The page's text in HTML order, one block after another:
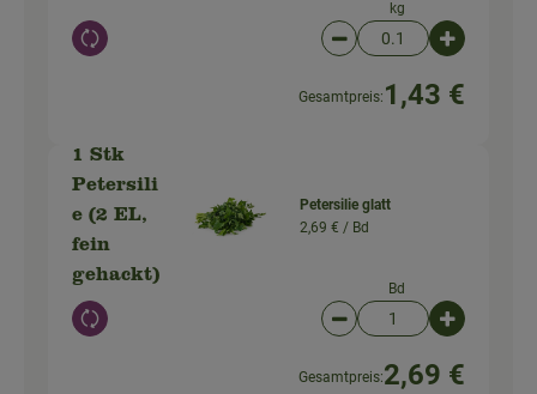
Auswahl ändern
kg
Artikelanzahl
Gesamtpreis: 1,43 €
1 Stk
Petersili
e (2 EL,
fein
gehackt)
Auswahl ändern
Petersilie glatt
2,69 € / Bd
Bd
Artikelanzahl
Gesamtpreis:2,69 €